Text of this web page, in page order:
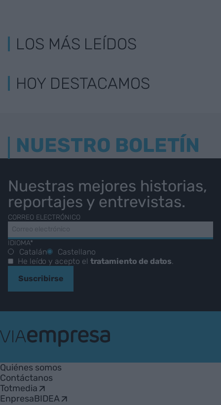
LOS MÁS LEÍDOS
HOY DESTACAMOS
NUESTRO BOLETÍN
Nuestras mejores historias,
reportajes y entrevistas.
CORREO ELECTRÓNICO
IDIOMA*
Catalán
Castellano
He leído y acepto el tratamiento de datos.
Suscribirse
Empresa
Quiénes somos
Contáctanos
Totmedia
EnpresaBIDEA